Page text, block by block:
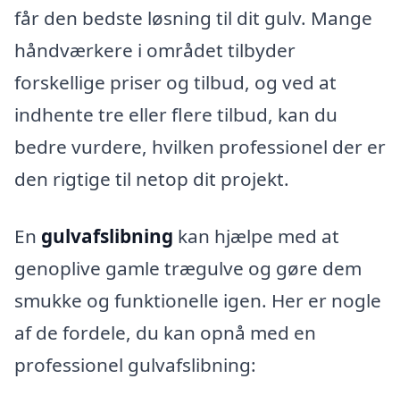
får den bedste løsning til dit gulv. Mange
håndværkere i området tilbyder
forskellige priser og tilbud, og ved at
indhente tre eller flere tilbud, kan du
bedre vurdere, hvilken professionel der er
den rigtige til netop dit projekt.
En gulvafslibning kan hjælpe med at
genoplive gamle trægulve og gøre dem
smukke og funktionelle igen. Her er nogle
af de fordele, du kan opnå med en
professionel gulvafslibning: